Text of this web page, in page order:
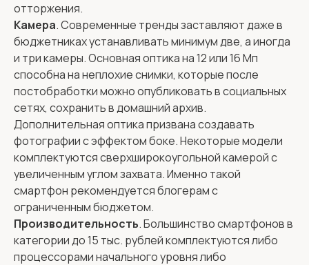
отторжения.
Камера. Современные тренды заставляют даже в
бюджетниках устанавливать минимум две, а иногда
и три камеры. Основная оптика на 12 или 16 Мп
способна на неплохие снимки, которые после
постобработки можно опубликовать в социальных
сетях, сохранить в домашний архив.
Дополнительная оптика призвана создавать
фотографии с эффектом боке. Некоторые модели
комплектуются сверхширокоугольной камерой с
увеличенным углом захвата. Именно такой
смартфон рекомендуется блогерам с
ограниченным бюджетом.
Производительность. Большинство смартфонов в
категории до 15 тыс. рублей комплектуются либо
процессорами начального уровня либо